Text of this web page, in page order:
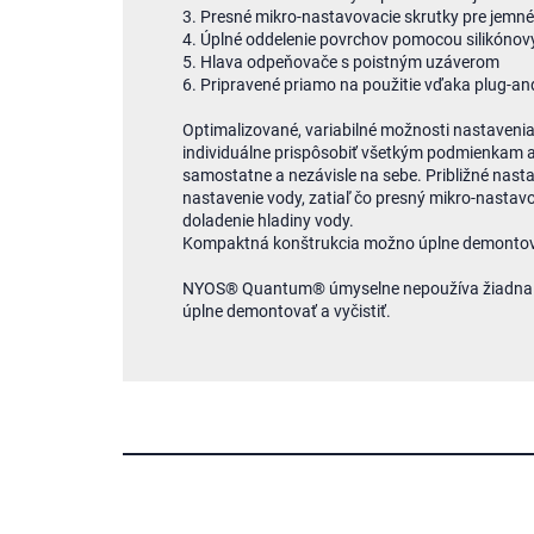
3. Presné mikro-nastavovacie skrutky pre
4. Úplné oddelenie povrchov pomocou
5. Hlava odpeňovače s poistným uzáverom
6. Pripravené priamo na použitie vďaka plug-
Optimalizované, variabilné možnosti
individuálne prispôsobiť všetkým
samostatne a nezávisle na sebe. Približné
nastavenie vody, zatiaľ čo presný mikro-
doladenie hladiny vody.
Kompaktná konštrukcia možno úplne
NYOS® Quantum® úmyselne nepoužíva
úplne demontovať a vyčistiť.